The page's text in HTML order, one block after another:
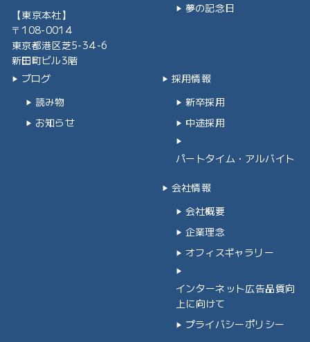
【東京本社】
〒108-0014
東京都港区芝5-34-6
新田町ビル3階
夢の記念日
ブログ
読み物
お知らせ
採用情報
新卒採用
中途採用
パートタイム・アルバイト
会社情報
会社概要
企業理念
オフィスギャラリー
インターネット広告品質向
上に向けて
プライバシーポリシー